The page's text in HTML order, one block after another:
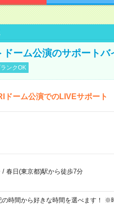
ーム公演のサポートバ
ンクOK
ドーム公演でのLIVEサポート
/ 春日(東京都)駅から徒歩7分
時間から好きな時間を選べます！ ※